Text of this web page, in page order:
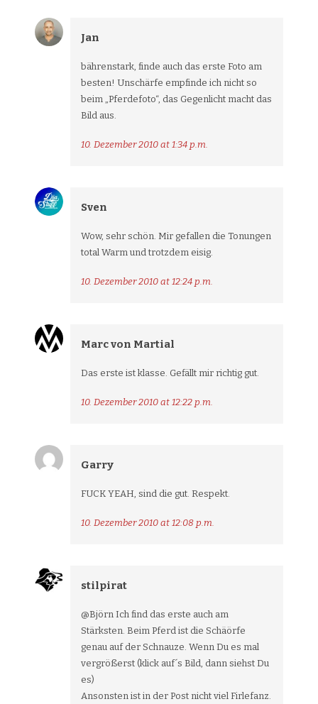
Jan
bährenstark, finde auch das erste Foto am
besten! Unschärfe empfinde ich nicht so
beim „Pferdefoto“, das Gegenlicht macht das
Bild aus.
10. Dezember 2010 at 1:34 p.m.
Sven
Wow, sehr schön. Mir gefallen die Tonungen
total Warm und trotzdem eisig.
10. Dezember 2010 at 12:24 p.m.
Marc von Martial
Das erste ist klasse. Gefällt mir richtig gut.
10. Dezember 2010 at 12:22 p.m.
Garry
FUCK YEAH, sind die gut. Respekt.
10. Dezember 2010 at 12:08 p.m.
stilpirat
@Björn Ich find das erste auch am
Stärksten. Beim Pferd ist die Schäörfe
genau auf der Schnauze. Wenn Du es mal
vergrößerst (klick auf´s Bild, dann siehst Du
es)
Ansonsten ist in der Post nicht viel Firlefanz.